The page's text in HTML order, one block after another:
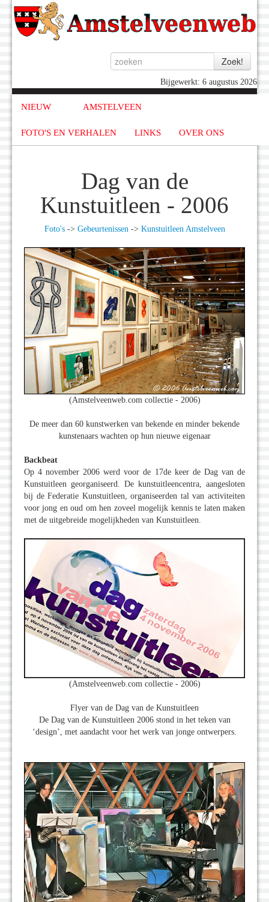
Bijgewerkt: 6 augustus 2026
NIEUW AMSTELVEEN
FOTO'S EN VERHALEN LINKS OVER ONS
Dag van de
Kunstuitleen - 2006
Foto's-> Gebeurtenissen-> Kunstuitleen Amstelveen
(Amstelveenweb.com collectie - 2006)
De meer dan 60 kunstwerken van bekende en minder bekende
kunstenaars wachten op hun nieuwe eigenaar
Backbeat
Op 4 november 2006 werd voor de 17de keer de Dag van de
Kunstuitleen georganiseerd. De kunstuitleencentra, aangesloten
bij de Federatie Kunstuitleen, organiseerden tal van activiteiten
voor jong en oud om hen zoveel mogelijk kennis te laten maken
met de uitgebreide mogelijkheden van Kunstuitleen.
(Amstelveenweb.com collectie - 2006)
Flyer van de Dag van de Kunstuitleen
De Dag van de Kunstuitleen 2006 stond in het teken van
‘design’, met aandacht voor het werk van jonge ontwerpers.